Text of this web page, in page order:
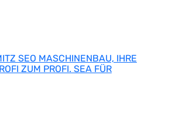
SEO MASCHINENBAU, IHRE
ZUM PROFI. SEA FÜR